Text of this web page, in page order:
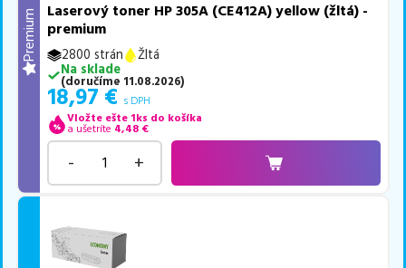
Premium
Laserový toner HP 305A (CE412A) yellow (žltá) -
premium
2800 strán
Žltá
Na sklade
(doručíme 11.08.2026)
18,97 € s DPH
Vložte ešte 1ks do košíka
a ušetríte 4,48 €
- +